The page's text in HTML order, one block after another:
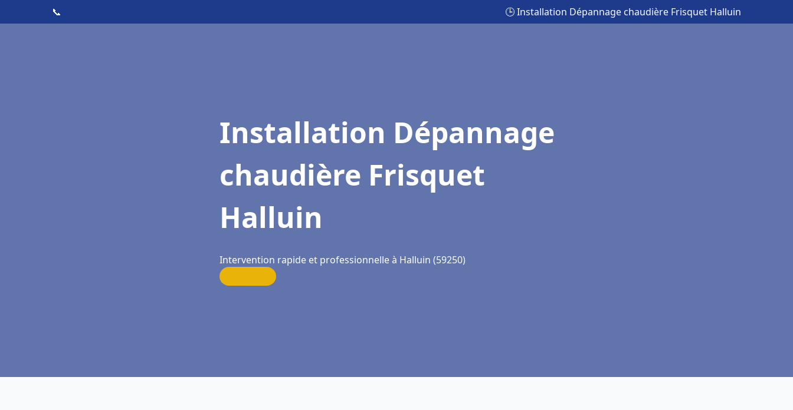
📞 🕒 Installation Dépannage chaudière Frisquet Halluin
Installation Dépannage
chaudière Frisquet
Halluin
Intervention rapide et professionnelle à Halluin (59250)